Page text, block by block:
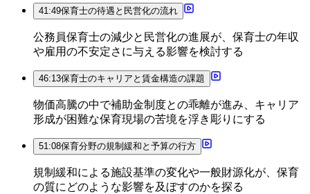
41:49保育士の待遇と民営化の流れ
公務員保育士の減少と民営化の進展が、保育士の年収
や雇用の不安定さに与える影響を検討する
46:13保育士のキャリアと賃金構造の課題
物価高騰の中で補助金制度との乖離が進み、キャリア
形成が困難な保育現場の苦境を浮き彫りにする
51:08保育分野の規制緩和と予算の行方
規制緩和による施設基準の変化や一般財源化が、保育
の質にどのような影響を及ぼすのかを探る